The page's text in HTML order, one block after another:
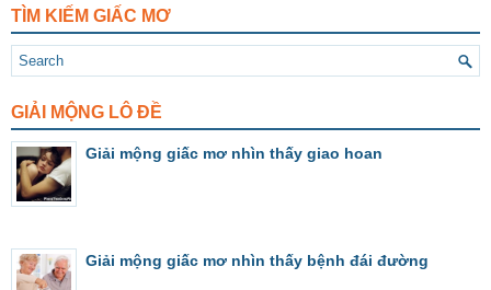
TÌM KIẾM GIẤC MƠ
GIẢI MỘNG LÔ ĐỀ
Giải mộng giấc mơ nhìn thấy giao hoan
Giải mộng giấc mơ nhìn thấy bệnh đái đường